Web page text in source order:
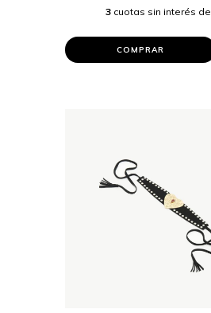
3 cuotas sin interés de
COMPRAR